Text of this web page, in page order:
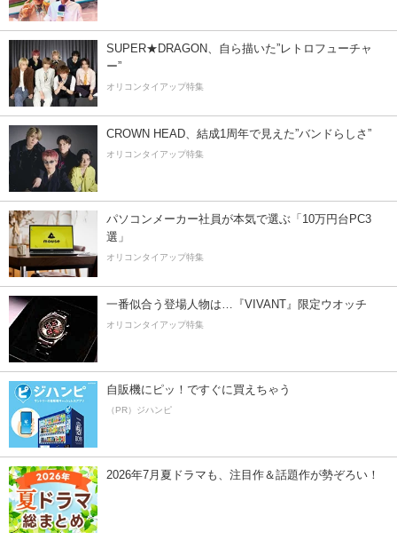
SUPER★DRAGON、自ら描いた”レトロフューチャ
ー”
オリコンタイアップ特集
CROWN HEAD、結成1周年で見えた”バンドらしさ”
オリコンタイアップ特集
パソコンメーカー社員が本気で選ぶ「10万円台PC3
選」
オリコンタイアップ特集
一番似合う登場人物は…『VIVANT』限定ウオッチ
オリコンタイアップ特集
自販機にピッ！ですぐに買えちゃう
（PR）ジハンピ
2026年7月夏ドラマも、注目作＆話題作が勢ぞろい！